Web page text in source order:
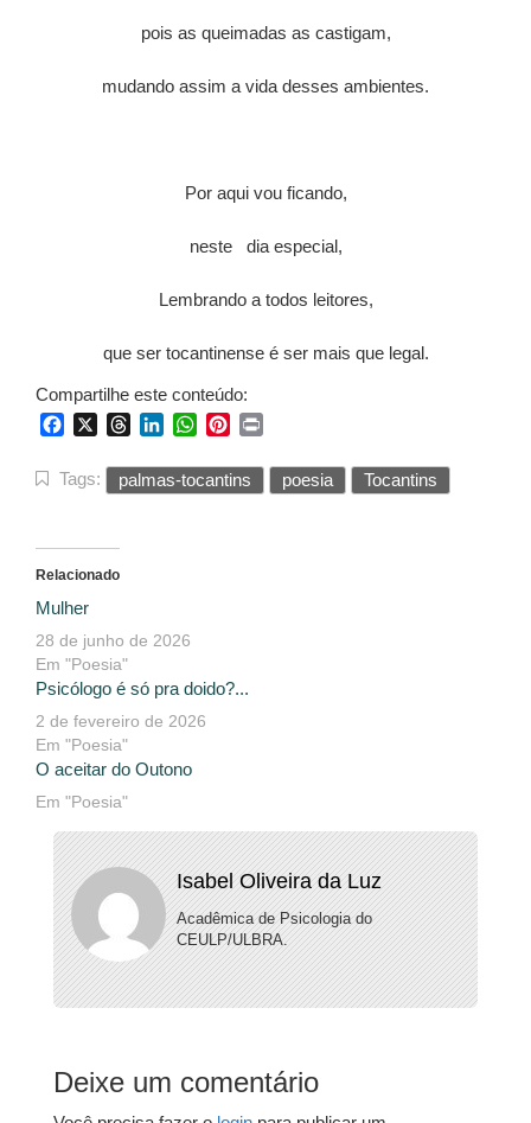
pois as queimadas as castigam,
mudando assim a vida desses ambientes.
Por aqui vou ficando,
neste dia especial,
Lembrando a todos leitores,
que ser tocantinense é ser mais que legal.
Compartilhe este conteúdo:
FacebookThreadsLinkedInWhatsApp
Pinterest
Tags: palmas-tocantins poesia Tocantins
Relacionado
Mulher
28 de junho de 2026
Em "Poesia"
Psicólogo é só pra doido?...
2 de fevereiro de 2026
Em "Poesia"
O aceitar do Outono
Em "Poesia"
Isabel Oliveira da Luz
Acadêmica de Psicologia do
CEULP/ULBRA.
Deixe um comentário